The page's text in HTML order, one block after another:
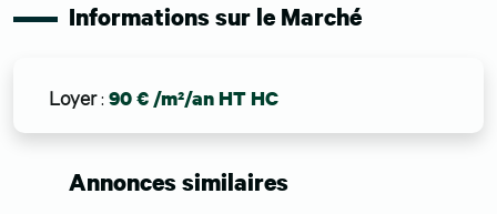
Informations sur le Marché
Loyer: 90 € /m²/an HT HC
Annonces similaires